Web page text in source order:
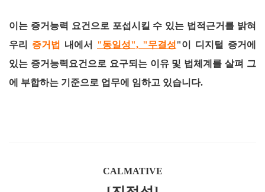
이는 증거능력 요건으로 포섭시킬 수 있는 법적근거를 밝혀
우리 증거법 내에서 "동일성", "무결성"이 디지털 증거에
있는 증거능력요건으로 요구되는 이유 및 법체계를 살펴 그
에 부합하는 기준으로 업무에 임하고 있습니다.
CALMATIVE